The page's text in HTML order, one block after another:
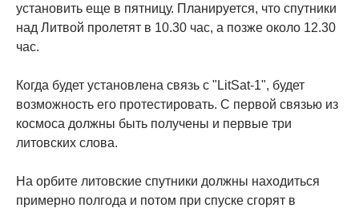
установить еще в пятницу. Планируется, что спутники
над Литвой пролетят в 10.30 час, а позже около 12.30
час.
Когда будет установлена связь с "LitSat-1", будет
возможность его протестировать. С первой связью из
космоса должны быть получены и первые три
литовских слова.
На орбите литовские спутники должны находиться
примерно полгода и потом при спуске сгорят в